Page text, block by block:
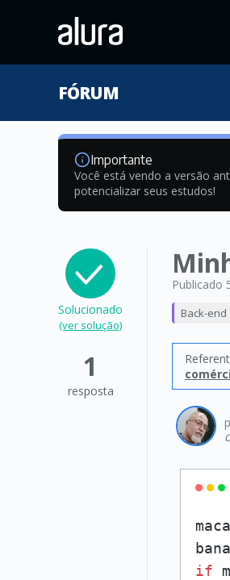
FÓRUM
Importante
Você está vendo a versão
potencializar seus estudos!
Solucionado
(ver solução)
1
resposta
Publicado
Back-end
if